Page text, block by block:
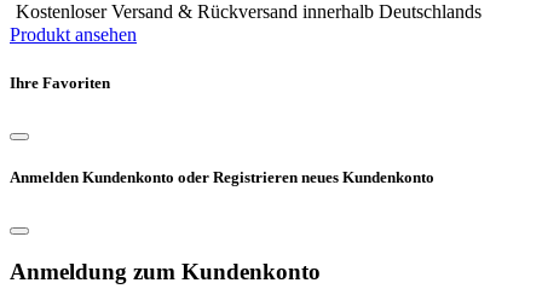
Kostenloser Versand & Rückversand innerhalb Deutschlands
Produkt ansehen
Ihre Favoriten
Anmelden Kundenkonto oder Registrieren neues Kundenkonto
Anmeldung zum Kundenkonto